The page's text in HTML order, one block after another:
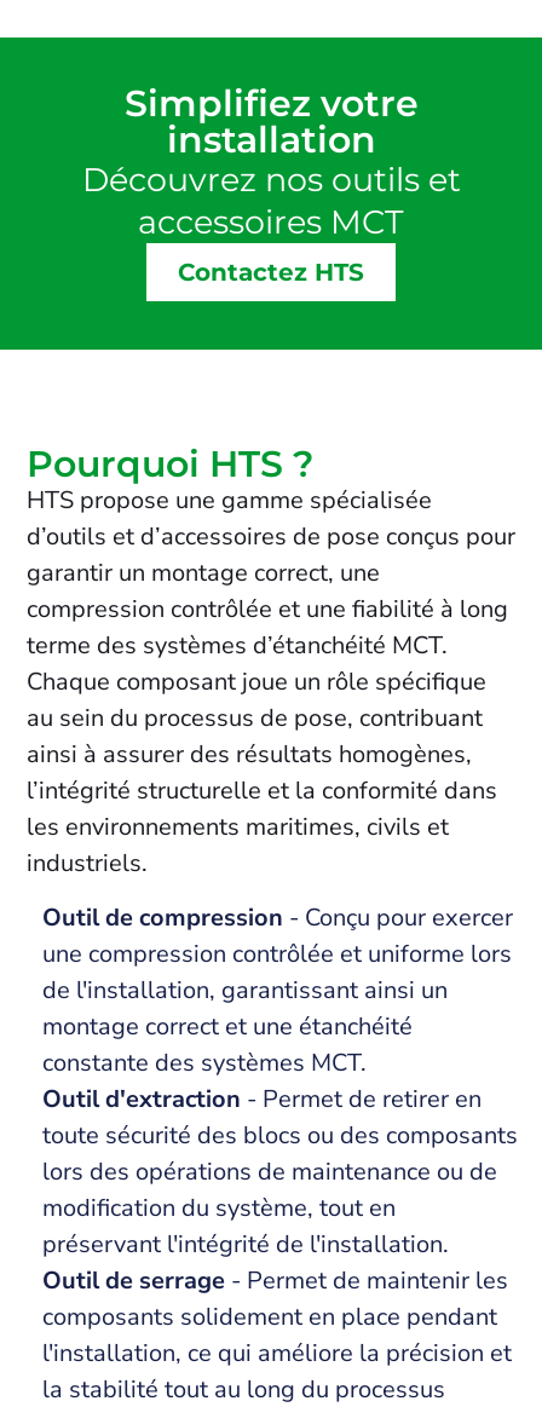
Simplifiez votre
installation
Découvrez nos outils et
accessoires MCT
Contactez HTS
Pourquoi HTS ?
HTS propose une gamme spécialisée
d’outils et d’accessoires de pose conçus pour
garantir un montage correct, une
compression contrôlée et une fiabilité à long
terme des systèmes d’étanchéité MCT.
Chaque composant joue un rôle spécifique
au sein du processus de pose, contribuant
ainsi à assurer des résultats homogènes,
l’intégrité structurelle et la conformité dans
les environnements maritimes, civils et
industriels.
Outil de compression - Conçu pour exercer
une compression contrôlée et uniforme lors
de l'installation, garantissant ainsi un
montage correct et une étanchéité
constante des systèmes MCT.
Outil d'extraction - Permet de retirer en
toute sécurité des blocs ou des composants
lors des opérations de maintenance ou de
modification du système, tout en
préservant l'intégrité de l'installation.
Outil de serrage- Permet de maintenir les
composants solidement en place pendant
l'installation, ce qui améliore la précision et
la stabilité tout au long du processus